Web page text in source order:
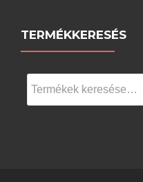
TERMÉKKERESÉS
Keresés
a